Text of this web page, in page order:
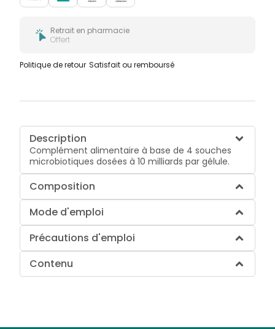
Retrait en pharmacie
Offert
Politique de retour Satisfait ou remboursé
Description
Complément alimentaire à base de 4 souches
microbiotiques dosées à 10 milliards par gélule.
Composition
Mode d'emploi
Précautions d'emploi
Contenu